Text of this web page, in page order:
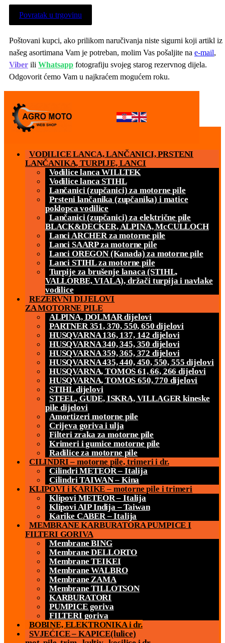
Povratak u trgovinu
Poštovani kupci, ako prilikom naručivanja niste sigurni koji artikl iz
našeg asortimana Vam je potreban, molim Vas pošaljite na e-mail,
Viber ili Whatsapp fotografiju svojeg starog rezervnog dijela.
Odgovorit ćemo Vam u najkraćem mogućem roku.
MENU
VODILICE LANCA, LANČANICI, PRSTENI
LANČANIKA, TURPIJE, LANCI
Vodilice lanca WILLTEK
Vodilice lanca STIHL
Lančanici (zupčanici) za motorne pile
Prsteni lančanika (zupčanika) i matice
poklopca vodilice
Lančanici (zupčanici) za električne pile
BLACK&DECKER, ALPINA, McCULLOCH
Lanci ARCHER za motorne pile
Lanci SAARP za motorne pile
Lanci OREGON (Kanada) za motorne pile
Lanci STIHL za motorne pile
Turpije za brušenje lanaca (STIHL,
VALLORBE, VIALA), držači turpija i navlake
vodilice
REZERVNI DIJELOVI
ZA MOTORNE PILE
ALPINA, DOLMAR dijelovi
PARTNER 351, 370, 550, 650 dijelovi
HUSQVARNA 136, 137, 142 dijelovi
HUSQVARNA 340, 345, 350 dijelovi
HUSQVARNA 359, 365, 372 dijelovi
HUSQVARNA 435, 440, 450, 550, 555 dijelovi
HUSQVARNA, TOMOS 61, 66, 266 dijelovi
HUSQVARNA, TOMOS 650, 770 dijelovi
STIHL dijelovi
STEEL, GUDE, ISKRA, VILLAGER kineske
pile dijelovi
Amortizeri motorne pile
Crijeva goriva i ulja
Filteri zraka za motorne pile
Krimeri i gumice motorne pile
Radilice za motorne pile
CILINDRI – motorne pile, trimeri i dr.
Cilindri METEOR – Italija
Cilindri TAIWAN – Kina
KLIPOVI i KARIKE – motorne pile i trimeri
Klipovi METEOR – Italija
Klipovi AIP Indija – Taiwan
Karike CABER – Italija
MEMBRANE KARBURATORA PUMPICE I
FILTERI GORIVA
Membrane BING
Membrane DELLORTO
Membrane TEIKEI
Membrane WALBRO
Membrane ZAMA
Membrane TILLOTSON
KARBURATORI
PUMPICE goriva
FILTERI goriva
BOBINE, ELEKTRONIKA i dr.
SVJEĆICE – KAPICE(lulice)